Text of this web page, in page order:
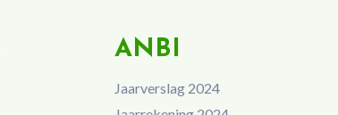
ANBI
Jaarverslag 2024